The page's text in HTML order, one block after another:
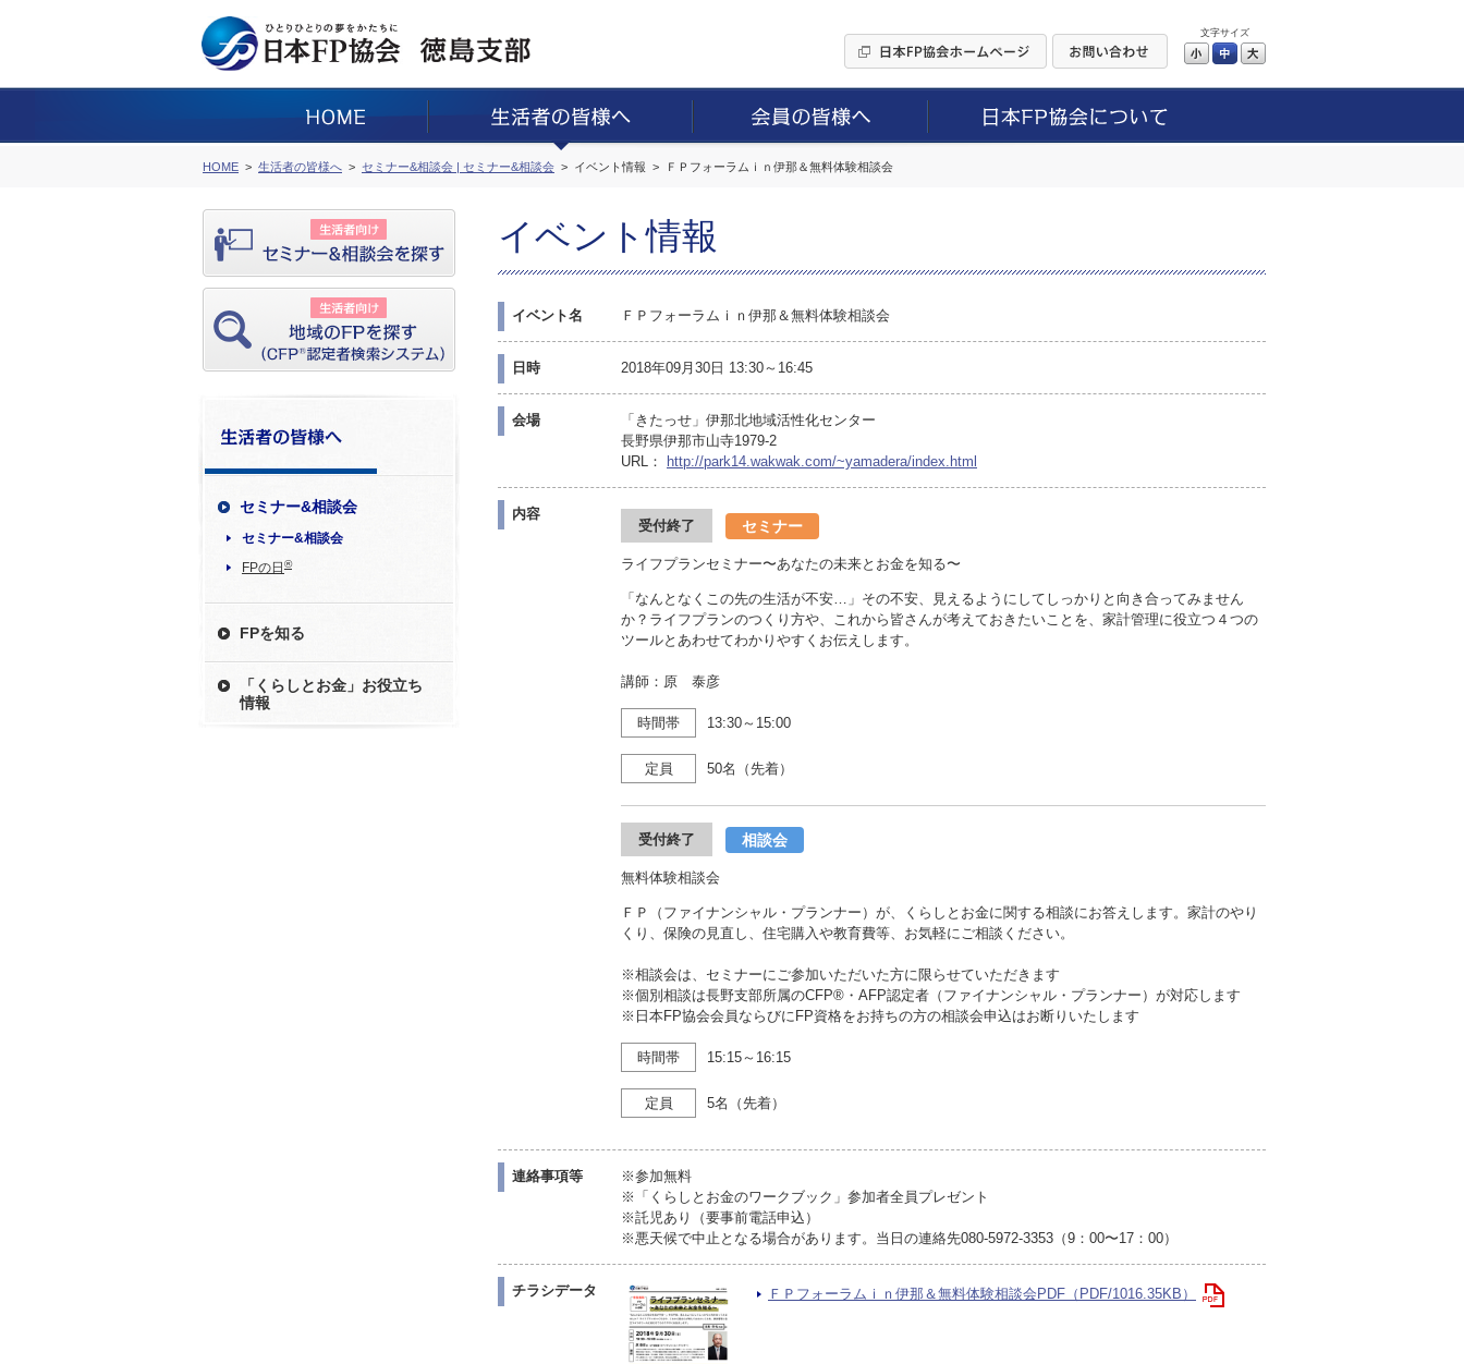
文字サイズ
小 中
HOME 生活者の皆様へ セミナー&相談会 | セミナー&相談会 イベント情報 ＦＰフォーラムｉｎ伊那＆無料体験相談会
セミナー&相談会
セミナー&相談会
FPの日 ®
FPを知る
「くらしとお金」お役立ち
情報
イベント情報
イベント名 ＦＰフォーラムｉｎ伊那＆無料体験相談会
日時 2018年09月30日 13:30～16:45
会場
「きたっせ」伊那北地域活性化センター
長野県伊那市山寺1979-2
URL：
http://park14.wakwak.com/~yamadera/index.html
内容
受付終了 セミナー
ライフプランセミナー〜あなたの未来とお金を知る〜
「なんとなくこの先の生活が不安…」その不安、見えるようにしてしっかりと向き合ってみません
か？ライフプランのつくり方や、これから皆さんが考えておきたいことを、家計管理に役立つ４つの
ツールとあわせてわかりやすくお伝えします。
講師：原 泰彦
時間帯 13:30～15:00
定員 50名（先着）
受付終了 相談会
無料体験相談会
ＦＰ（ファイナンシャル・プランナー）が、くらしとお金に関する相談にお答えします。家計のやり
くり、保険の見直し、住宅購入や教育費等、お気軽にご相談ください。
※相談会は、セミナーにご参加いただいた方に限らせていただきます
※個別相談は長野支部所属のCFP®・AFP認定者（ファイナンシャル・プランナー）が対応します
※日本FP協会会員ならびにFP資格をお持ちの方の相談会申込はお断りいたします
時間帯 15:15～16:15
定員 5名（先着）
連絡事項等
※参加無料
※「くらしとお金のワークブック」参加者全員プレゼント
※託児あり（要事前電話申込）
※悪天候で中止となる場合があります。当日の連絡先080-5972-3353（9：00〜17：00）
チラシデータ ＦＰフォーラムｉｎ伊那＆無料体験相談会PDF（PDF/1016.35KB）